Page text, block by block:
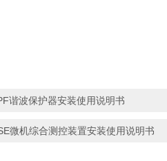
谐波保护器安装使用说明书
微机综合测控装置安装使用说明书